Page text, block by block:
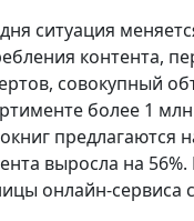
ситуация
контента,
совокупный
более 1
предлагаются
выросла на
онлайн-сервиса